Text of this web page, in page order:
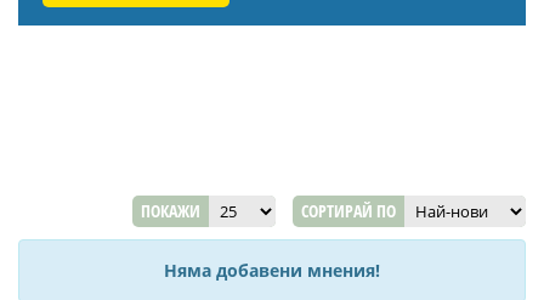
ПОКАЖИ СОРТИРАЙ ПО
Няма добавени мнения!